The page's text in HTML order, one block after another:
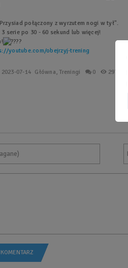
połączony z wyrzutem nogi w tył".
serie po 30 - 60 sekund lub więcej!
youtube.com/obejrzyj-trening
2023-07-14 Główna, Treningi 0 2970